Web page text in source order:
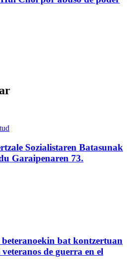
Sozialistaren Batasunak
Garaipenaren 73.
bat kontzertuan
de guerra en el